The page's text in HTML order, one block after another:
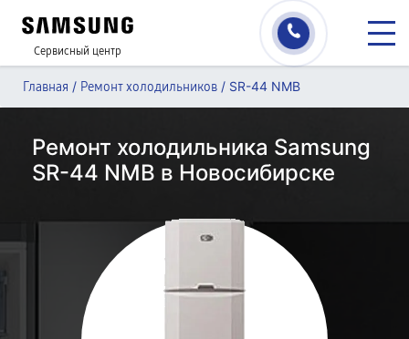
Сервисный центр
Главная / Ремонт холодильников / SR-44 NMB
Ремонт холодильника Samsung
SR-44 NMB в Новосибирске